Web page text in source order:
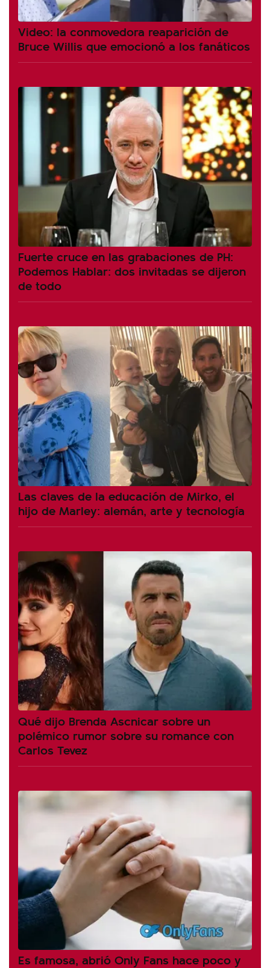
Video: la conmovedora reaparición de
Bruce Willis que emocionó a los fanáticos
Fuerte cruce en las grabaciones de PH:
Podemos Hablar: dos invitadas se dijeron
de todo
Las claves de la educación de Mirko, el
hijo de Marley: alemán, arte y tecnología
Qué dijo Brenda Ascnicar sobre un
polémico rumor sobre su romance con
Carlos Tevez
Es famosa, abrió Only Fans hace poco y